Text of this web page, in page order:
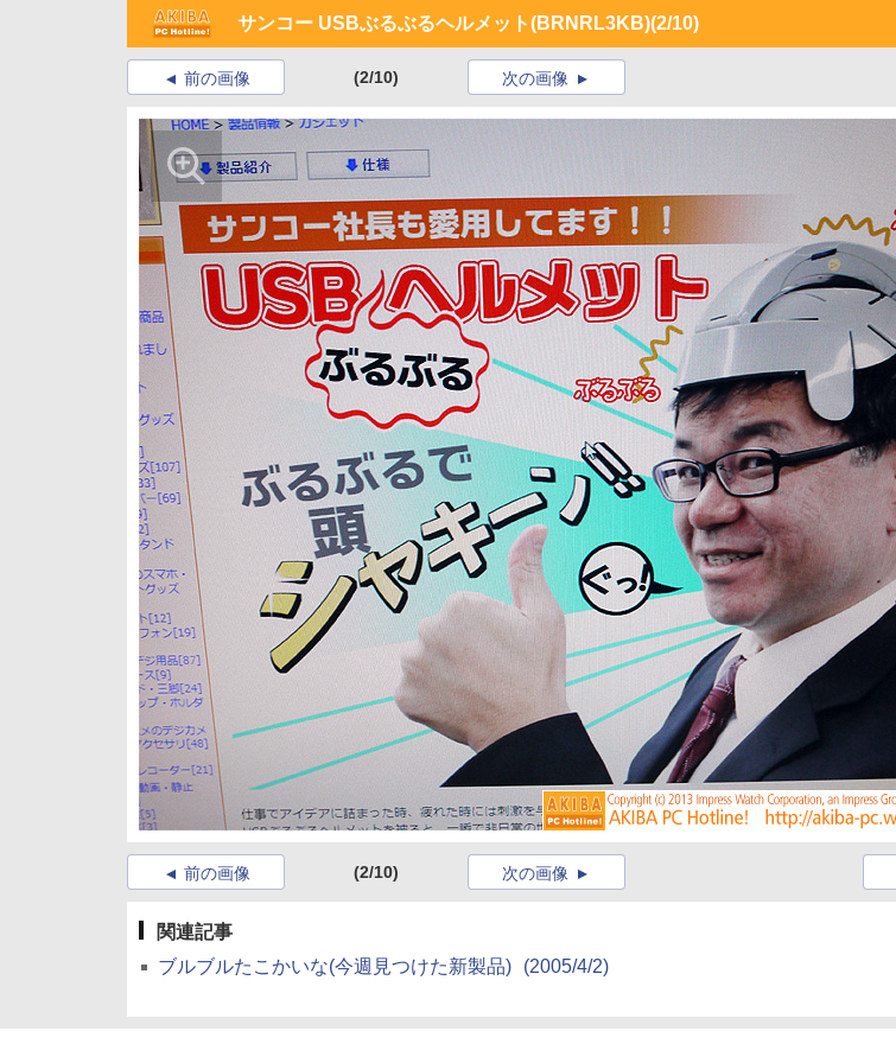
サンコー USBぶるぶるヘルメット(BRNRL3KB)(2/10)
前の画像 (2/10) 次の画像
前の画像 (2/10) 次の画像
関連記事
ブルブルたこかいな(今週見つけた新製品)
(2005/4/2)